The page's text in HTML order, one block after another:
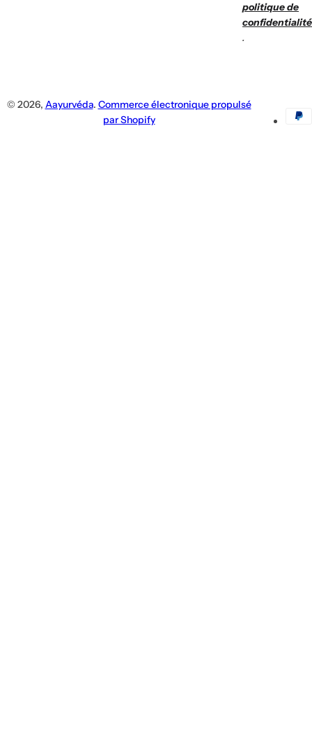
politique de
confidentialité
.
© 2026, Aayurvéda. Commerce électronique propulsé
par Shopify